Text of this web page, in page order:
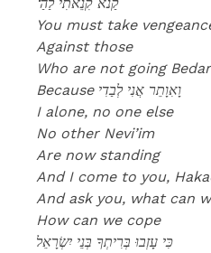
You must take
Against those
Who are not going
Because וָאִוָתֵר אֲנִי לְבַדִי
I alone, no one else
No other Nevi’im
Are now standing
And I come to you,
And ask you, what can
How can we cope
כִּי עָזְבוּ בְּרִיתְךָ בְּנֵי יִשְׂרָאֵל